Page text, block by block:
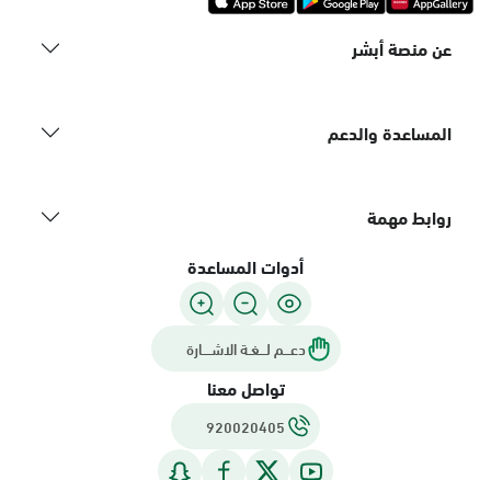
عن منصة أبشر
المساعدة والدعم
روابط مهمة
أدوات المساعدة
دعـــم لـــغـة الاشــــارة
تواصل معنا
920020405